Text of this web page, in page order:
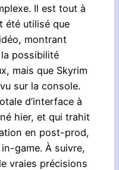
Il est tout à
été utilisé que
montrant
possibilité
mais que Skyrim
sur la console.
d’interface à
hier, et qui trahit
en post-prod,
game. À suivre,
vraies précisions